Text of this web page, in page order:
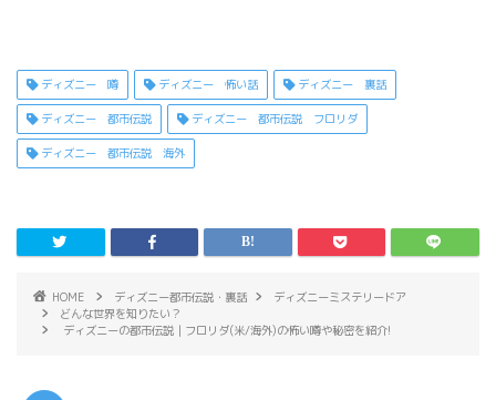
ディズニー 噂 ディズニー 怖い話 ディズニー 裏話
ディズニー 都市伝説 ディズニー 都市伝説 フロリダ
ディズニー 都市伝説 海外
HOME ディズニー都市伝説・裏話
ディズニーミステリードア
どんな世界を知りたい？
ディズニーの都市伝説｜フロリダ(米/海外)の怖い噂や秘密を紹介!